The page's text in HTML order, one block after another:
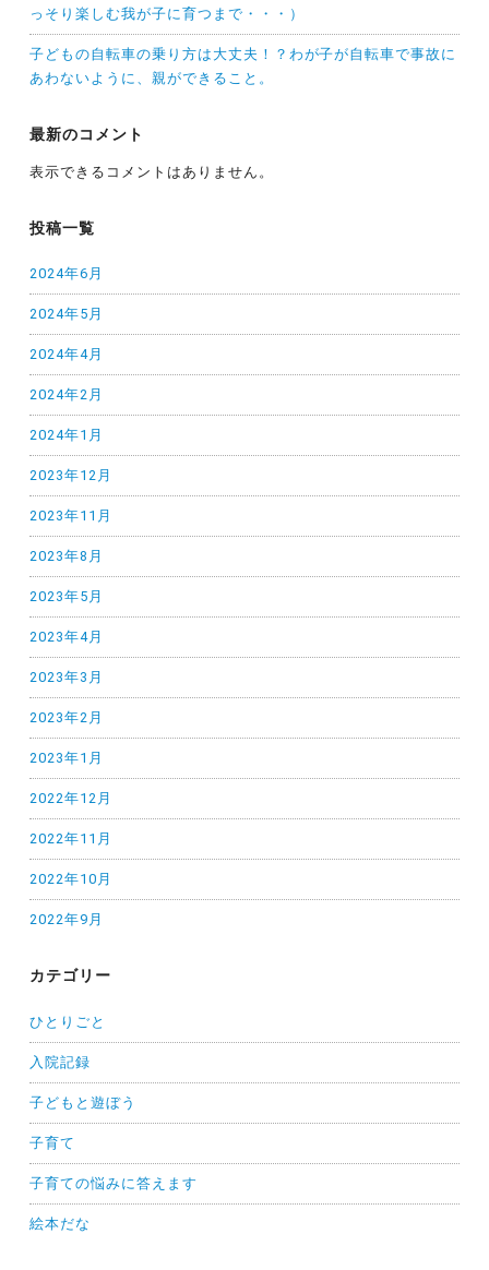
っそり楽しむ我が子に育つまで・・・）
子どもの自転車の乗り方は大丈夫！？わが子が自転車で事故に
あわないように、親ができること。
最新のコメント
表示できるコメントはありません。
投稿一覧
2024年6月
2024年5月
2024年4月
2024年2月
2024年1月
2023年12月
2023年11月
2023年8月
2023年5月
2023年4月
2023年3月
2023年2月
2023年1月
2022年12月
2022年11月
2022年10月
2022年9月
カテゴリー
ひとりごと
入院記録
子どもと遊ぼう
子育て
子育ての悩みに答えます
絵本だな